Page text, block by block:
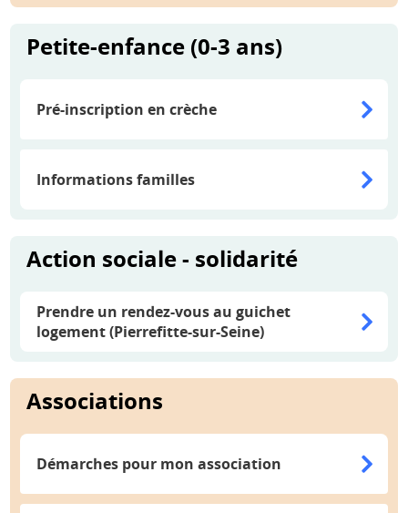
Petite-enfance (0-3 ans)
Pré-inscription en crèche
Informations familles
Action sociale - solidarité
Prendre un rendez-vous au guichet
logement (Pierrefitte-sur-Seine)
Associations
Démarches pour mon association